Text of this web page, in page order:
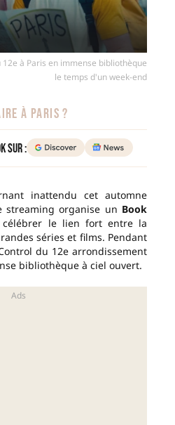
à Paris en immense bibliothèque
le temps d'un week-end
À PARIS ?
sur :
inattendu cet automne
streaming organise un Book
le lien fort entre la
séries et films. Pendant
du 12e arrondissement
bibliothèque à ciel ouvert.